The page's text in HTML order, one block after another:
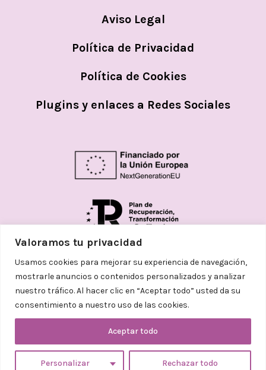
Valoramos tu privacidad
Usamos cookies para mejorar su experiencia de navegación,
mostrarle anuncios o contenidos personalizados y analizar
nuestro tráfico. Al hacer clic en “Aceptar todo” usted da su
consentimiento a nuestro uso de las cookies.
Personalizar Rechazar todo
Aceptar todo
Aviso Legal
Política de Privacidad
Política de Cookies
Plugins y enlaces a Redes Sociales
© 2026Helena Aceves Argemi | Todos los
derechos reservados. Diseñado
con❤porAdelanta Publicidad